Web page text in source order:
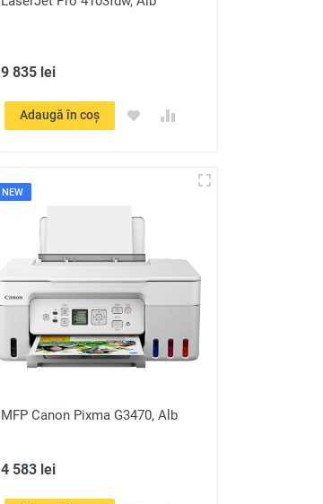
9 835 lei
Adaugă în coș
NEW
MFP Canon Pixma G3470, Alb
4 583 lei